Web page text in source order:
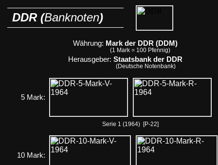
DDR (Banknoten)
Währung: Mark der DDR (DDM)
(1 Mark = 100 Pfennig)
Herausgeber: Staatsbank der DDR
(Deutsche Notenbank)
5 Mark:
Serie 1 (1964) [P-22]
10 Mark: